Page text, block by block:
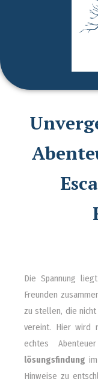
Die Spannung
Freunden
zu stellen, die
vereint. Hier wird
echtes
lösungsfindung
Hinweise zu